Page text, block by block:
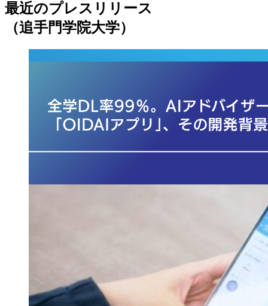
最近のプレスリリース
（追手門学院大学）